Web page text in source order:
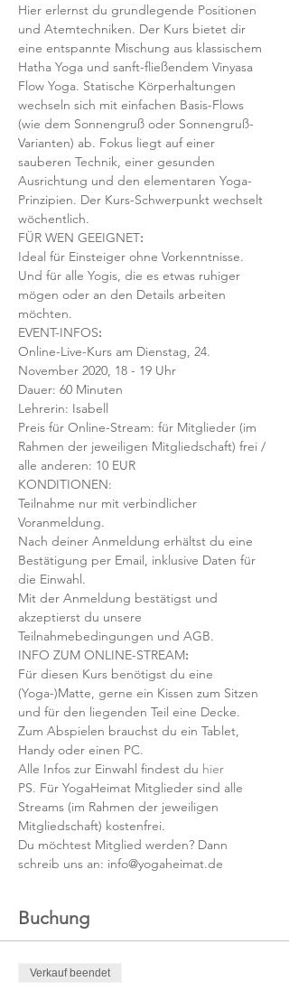
Hier erlernst du grundlegende Positionen
und Atemtechniken. Der Kurs bietet dir
eine entspannte Mischung aus klassischem
Hatha Yoga und sanft-fließendem Vinyasa
Flow Yoga. Statische Körperhaltungen
wechseln sich mit einfachen Basis-Flows
(wie dem Sonnengruß oder Sonnengruß-
Varianten) ab. Fokus liegt auf einer
sauberen Technik, einer gesunden
Ausrichtung und den elementaren Yoga-
Prinzipien. Der Kurs-Schwerpunkt wechselt
wöchentlich.
FÜR WEN GEEIGNET:
Ideal für Einsteiger ohne Vorkenntnisse.
Und für alle Yogis, die es etwas ruhiger
mögen oder an den Details arbeiten
möchten.
EVENT-INFOS:
Online-Live-Kurs am Dienstag, 24.
November 2020, 18 - 19 Uhr
Dauer: 60 Minuten
Lehrerin: Isabell
Preis für Online-Stream: für Mitglieder (im
Rahmen der jeweiligen Mitgliedschaft) frei /
alle anderen: 10 EUR
KONDITIONEN:
Teilnahme nur mit verbindlicher
Voranmeldung.
Nach deiner Anmeldung erhältst du eine
Bestätigung per Email, inklusive Daten für
die Einwahl.
Mit der Anmeldung bestätigst und
akzeptierst du unsere
Teilnahmebedingungen und AGB.
INFO ZUM ONLINE-STREAM:
Für diesen Kurs benötigst du eine
(Yoga-)Matte, gerne ein Kissen zum Sitzen
und für den liegenden Teil eine Decke.
Zum Abspielen brauchst du ein Tablet,
Handy oder einen PC.
Alle Infos zur Einwahl findest du hier
PS. Für YogaHeimat Mitglieder sind alle
Streams (im Rahmen der jeweiligen
Mitgliedschaft) kostenfrei.
Du möchtest Mitglied werden? Dann
schreib uns an: info@yogaheimat.de
Buchung
Verkauf beendet